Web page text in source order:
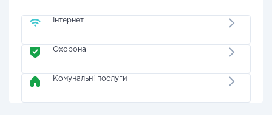
Інтернет
Охорона
Комунальні послуги